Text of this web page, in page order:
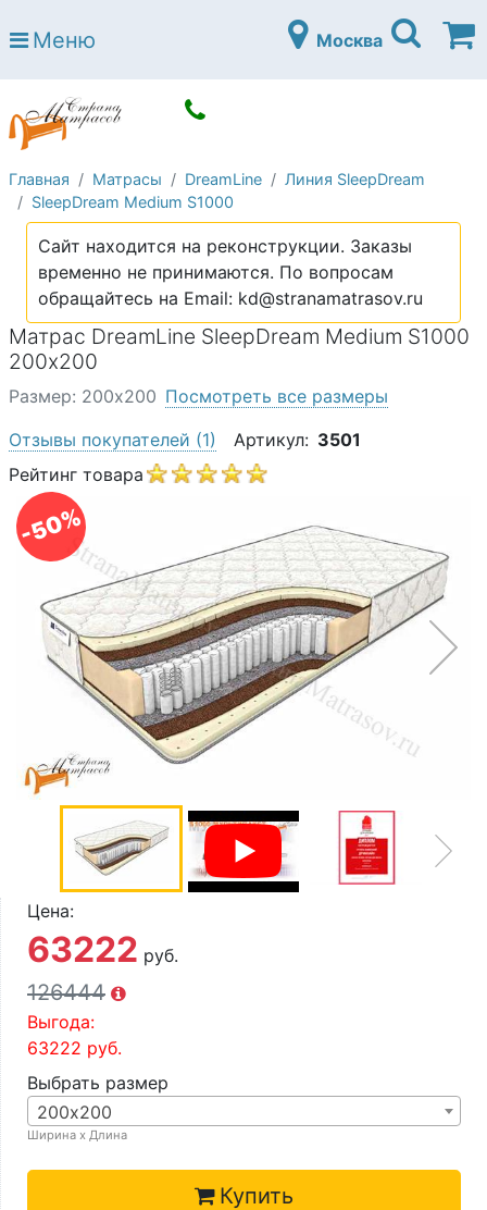
Страна матрасов
Open submenu (Матрасы)
Open submenu (Кровати)
Кровати
Open submenu (Аксессуары)
Open submenu (Диваны)
Диваны
Open submenu (Постельное белье)
Постельное белье
Open submenu (Мебель)
Мебель
Open submenu (Основания)
Основания
Open submenu (Детские матрасы)
Детские матрасы
Open submenu (Детские кровати)
Детские кровати
Open submenu (Шкафы)
Шкафы
О компании
Контакты
Доставка по городу
Меню Москва
Главная Матрасы DreamLine
Линия SleepDream
SleepDream Medium S1000
Сайт находится на реконструкции. Заказы
временно не принимаются. По вопросам
обращайтесь на Email: kd@stranamatrasov.ru
Матрас DreamLine SleepDream Medium S1000
200х200
-50%
Размер: 200х200 Посмотреть все размеры
Отзывы покупателей (1) Артикул: 3501
Рейтинг товара
Цена:
63222 руб.
126444
Выгода:
63222 руб.
Выбрать размер
200х200
Ширина х Длина
Купить